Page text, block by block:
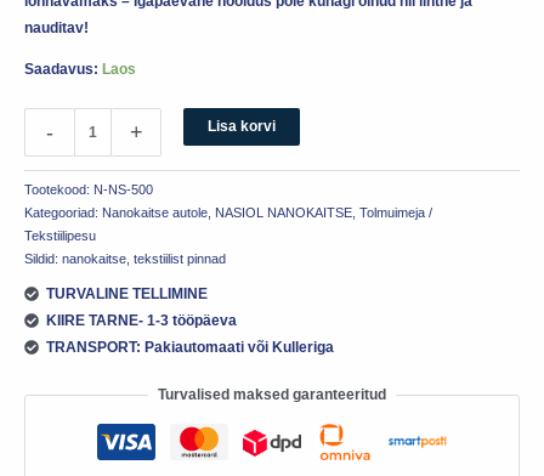
nauditav!
Saadavus: Laos
- + Lisa korvi
Tootekood: N-NS-500
Kategooriad: Nanokaitse autole NASIOL NANOKAITSE Tolmuimeja /
Tekstiilipesu
Sildid: nanokaitse tekstiilist pinnad
TURVALINE TELLIMINE
KIIRE TARNE- 1-3 tööpäeva
TRANSPORT: Pakiautomaati või Kulleriga
Turvalised maksed garanteeritud